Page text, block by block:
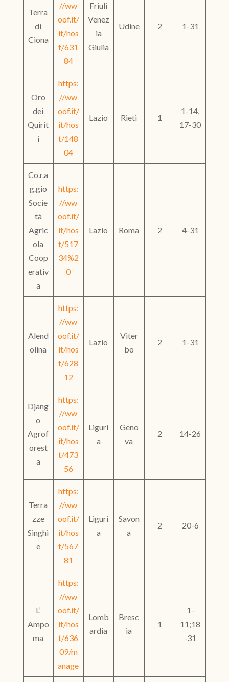
Terra
di
Ciona
//ww
oof.it/
it/hos
t/631
84
Friuli
Venez
ia
Giulia
Udine 2 1-31
Oro
dei
Quirit
i
https:
//ww
oof.it/
it/hos
t/148
04
Lazio Rieti 1
1-14,
17-30
Co.r.a
g.gio
Socie
tà
Agric
ola
Coop
erativ
a
https:
//ww
oof.it/
it/hos
t/517
34%2
0
Lazio Roma 2 4-31
Alend
olina
https:
//ww
oof.it/
it/hos
t/628
12
Lazio
Viter
bo
2 1-31
Djang
o
Agrof
orest
a
https:
//ww
oof.it/
it/hos
t/473
56
Liguri
a
Geno
va
2 14-26
Terra
zze
Singhi
e
https:
//ww
oof.it/
it/hos
t/567
81
Liguri
a
Savon
a
2 20-6
L’
Ampo
ma
https:
//ww
oof.it/
it/hos
t/636
09/m
anage
Lomb
ardia
Bresc
ia
1
1-
11;18
-31